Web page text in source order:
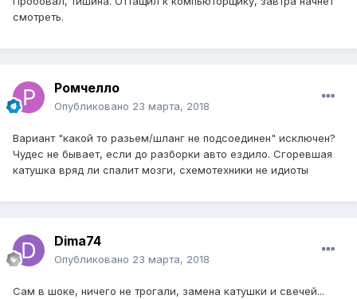
смотреть.
Ромчелло
Опубликовано 23 марта, 2018
Вариант "какой то разьем/шланг не подсоединен" исключен?
Чудес не бывает, если до разборки авто ездило. Сгоревшая
катушка вряд ли спалит мозги, схемотехники не идиоты
Dima74
Опубликовано 23 марта, 2018
Сам в шоке, ничего не трогали, замена катушки и свечей...